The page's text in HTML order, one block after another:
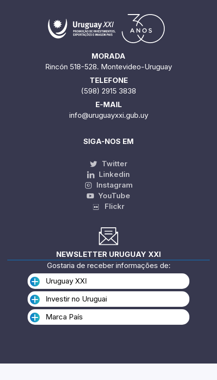
MORADA
Rincón 518-528. Montevideo-Uruguay
TELEFONE
(598) 2915 3838
E-MAIL
info@uruguayxxi.gub.uy
SIGA-NOS EM
Twitter
Linkedin
Instagram
YouTube
Flickr
NEWSLETTER URUGUAY XXI
Gostaria de receber informações de:
Uruguay XXI
Investir no Uruguai
Marca País